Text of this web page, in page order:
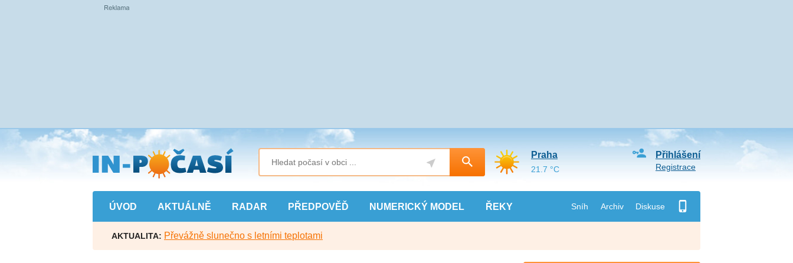
Přejít
na
hlavní
obsah
ÚVOD AKTUÁLNĚ RADAR PŘEDPOVĚĎ NUMERICKÝ MODEL ŘEKY Sníh Archiv Diskuse
Přihlášení
Registrace
Praha
21.7 °C
AKTUALITA: Převážně slunečno s letními teplotami